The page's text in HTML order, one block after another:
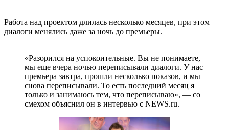
Работа над проектом длилась несколько месяцев, при этом
диалоги менялись даже за ночь до премьеры.
«Разорился на успокоительные. Вы не понимаете,
мы еще вчера ночью переписывали диалоги. У нас
премьера завтра, прошли несколько показов, и мы
снова переписывали. То есть последний месяц я
только и занимаюсь тем, что переписываю», — со
смехом объяснил он в интервью с NEWS.ru.